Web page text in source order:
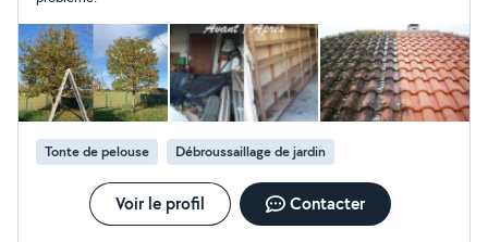
Tonte de pelouse Débroussaillage de jardin
Voir le profil Contacter